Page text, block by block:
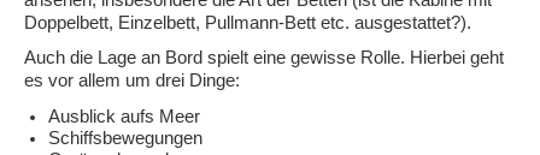
Doppelbett, Einzelbett, Pullmann-Bett etc. ausgestattet?).
Auch die Lage an Bord spielt eine gewisse Rolle. Hierbei geht
es vor allem um drei Dinge:
Ausblick aufs Meer
Schiffsbewegungen